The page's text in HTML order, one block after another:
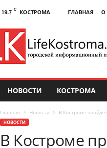
19.7 C КОСТРОМА ГЛАВНАЯ О
НОВОСТИ КОСТРОМА
Главная Новости В Костроме
НОВОСТИ
В Костроме